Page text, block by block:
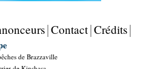
Contact Crédits
de Brazzaville